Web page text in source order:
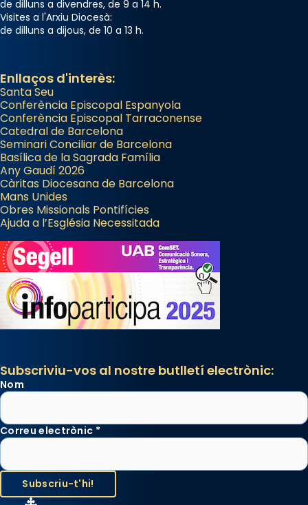
de dilluns a divendres, de 9 a 14 h.
Visites a l'Arxiu Diocesà:
de dilluns a dijous, de 10 a 13 h.
Enllaços d'interès:
Santa Seu
Conferència Episcopal Espanyola
Conferència Episcopal Tarraconense
Catedral de Barcelona
Seminari Conciliar de Barcelona
Basílica de la Sagrada Família
Any Gaudí 2026
Càritas Diocesana de Barcelona
Mans Unides
Obres Missionals Pontifícies
Ajuda a l’Església Necessitada
Subscriviu-vos al nostre butlletí electrònic:
Nom
Correu electrònic *